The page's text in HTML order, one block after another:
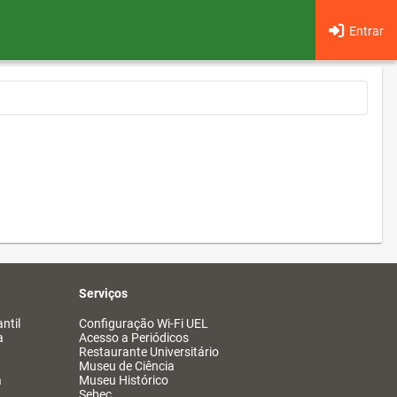
Entrar
Serviços
Configuração Wi-Fi UEL
Acesso a Periódicos
Restaurante Universitário
Museu de Ciência
Museu Histórico